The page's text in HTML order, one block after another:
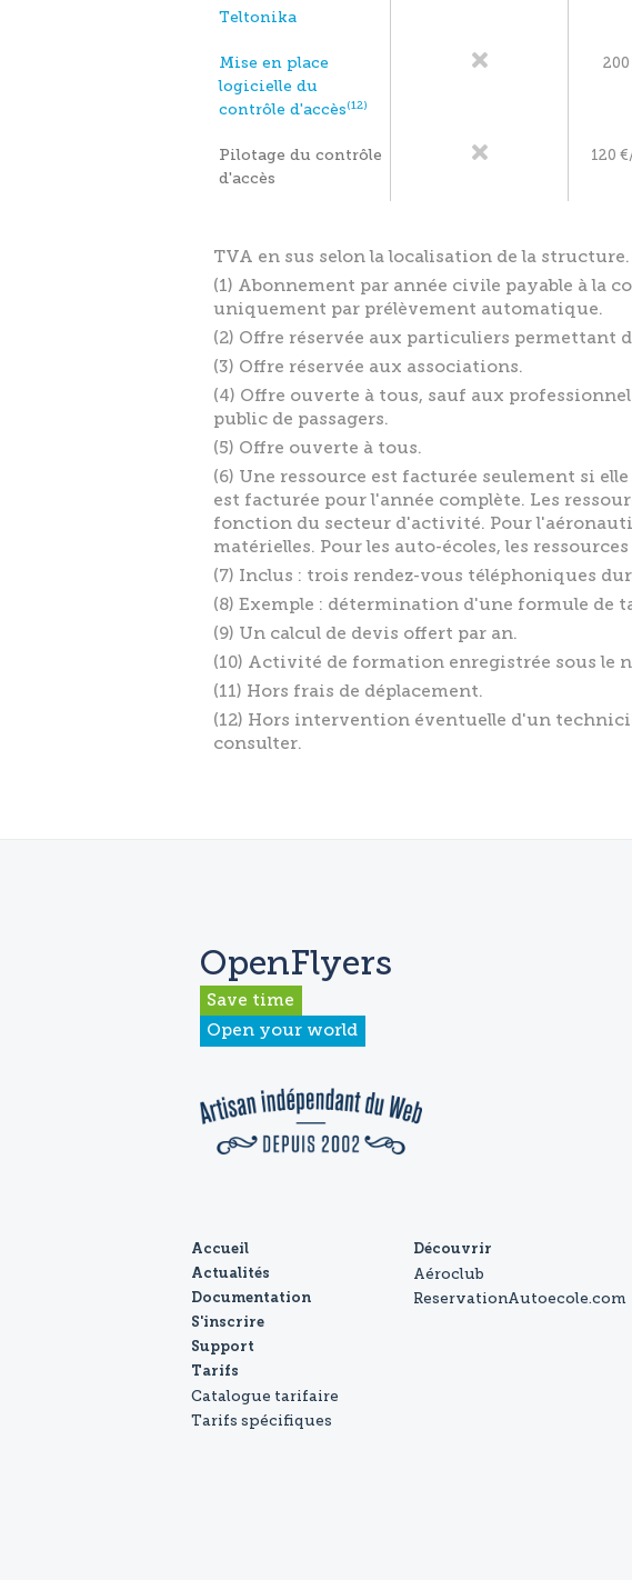
Teltonika
Mise en place
logicielle du
contrôle d'accès(12)
Pilotage du contrôle
d'accès
120
TVA en sus selon la localisation de la
(1) Abonnement par année civile payable à la
uniquement par prélèvement automatique.
(2) Offre réservée aux particuliers permettant
(3) Offre réservée aux associations.
(4) Offre ouverte à tous, sauf aux
public de passagers.
(5) Offre ouverte à tous.
(6) Une ressource est facturée seulement si
est facturée pour l'année complète. Les
fonction du secteur d'activité. Pour
matérielles. Pour les auto-écoles, les
(7) Inclus : trois rendez-vous téléphoniques
(8) Exemple : détermination d'une formule de
(9) Un calcul de devis offert par an.
(10) Activité de formation enregistrée sous le
(11) Hors frais de déplacement.
(12) Hors intervention éventuelle d'un
consulter.
OpenFlyers
Save time
Open your world
Accueil
Actualités
Documentation
S'inscrire
Support
Tarifs
Catalogue tarifaire
Tarifs spécifiques
Découvrir
Aéroclub
ReservationAutoecole.com